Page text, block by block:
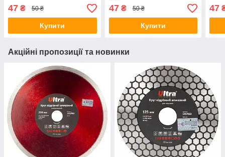
47 ₴ 50 ₴
Купити
47₴ 50 ₴
Купити
47
Акційні пропозиції та новинки